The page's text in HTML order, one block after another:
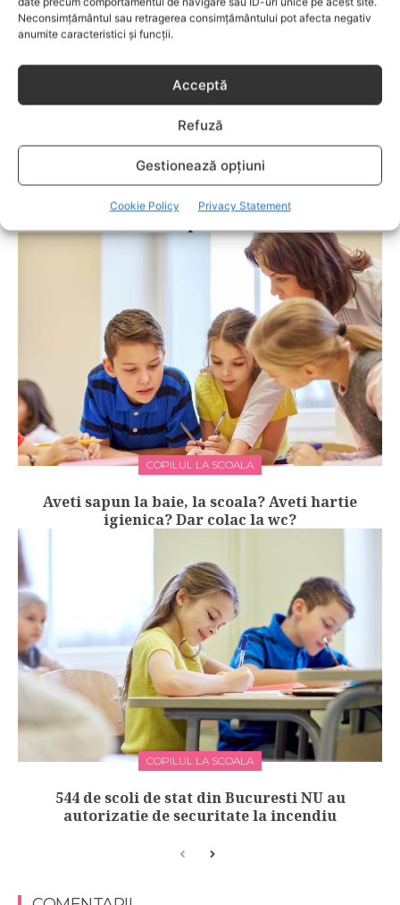
Neconsimțământul sau retragerea consimțământului pot afecta negativ
anumite caracteristici și funcții.
Acceptă
Refuză
Gestionează opțiuni
Cookie Policy Privacy Statement
SANATATE SCOLARI
Casele și școlile cu un mediu nesănătos au un
impact negativ asupra sănătății și studiului
COPILUL LA SCOALA
Aveti sapun la baie, la scoala? Aveti hartie
igienica? Dar colac la wc?
COPILUL LA SCOALA
544 de scoli de stat din Bucuresti NU au
autorizatie de securitate la incendiu